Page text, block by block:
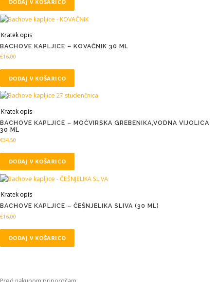
DODAJ V KOŠARICO
Kratek opis
BACHOVE KAPLJICE – KOVAČNIK 30 ML
€16,00
DODAJ V KOŠARICO
Kratek opis
BACHOVE KAPLJICE – MOČVIRSKA GREBENIKA,VODNA VIJOLICA
30 ML
€34,50
DODAJ V KOŠARICO
Kratek opis
BACHOVE KAPLJICE – ČEŠNJELIKA SLIVA (30 ML)
€16,00
DODAJ V KOŠARICO